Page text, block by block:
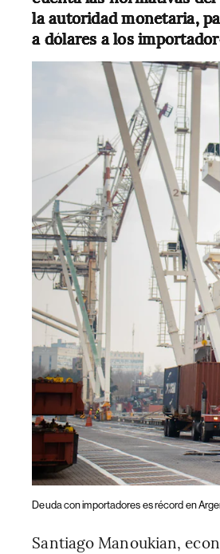
la autoridad monetaria,
a dólares a los
Deuda con importadores es récord en
Santiago Manoukian,